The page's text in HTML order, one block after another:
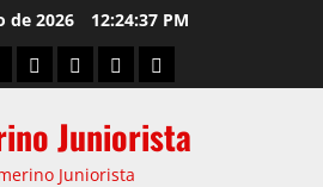
de 2026 12:24:38 PM
Juniorista
Juniorista